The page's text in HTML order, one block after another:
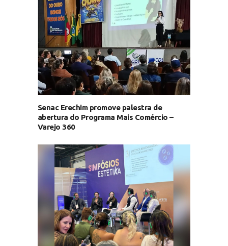
Senac Erechim promove palestra de
abertura do Programa Mais Comércio –
Varejo 360